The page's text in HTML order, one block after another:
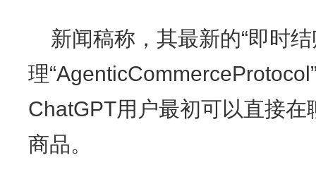
新闻稿称，其最新的“即时
理
ChatGPT用户最初可以直接
商品。